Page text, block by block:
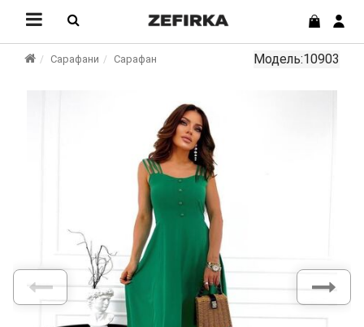
Сарафани Сарафан Модель:10903